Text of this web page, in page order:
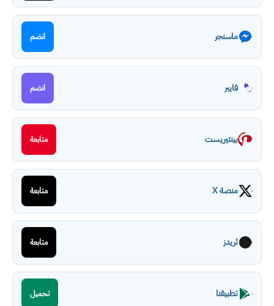
ماسنجر انضم
فايبر انضم
بينتيريست متابعة
منصة X متابعة
ثريدز متابعة
تطبيقنا تحميل